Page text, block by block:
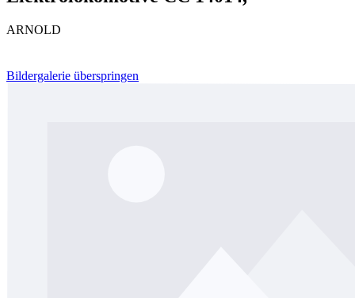
ARNOLD
Bildergalerie überspringen